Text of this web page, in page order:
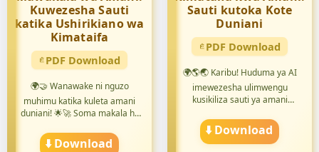
Kuwezesha Sauti
katika Ushirikiano wa
Kimataifa
PDF Download
🌍🤝 Wanawake ni nguzo
muhimu katika kuleta amani
duniani! 🌟🚀 Soma makala hii
⬇️ Download
Sauti kutoka Kote
Duniani
PDF Download
🌍🌎🌏 Karibu! Huduma ya AI
imewezesha ulimwengu
kusikiliza sauti ya amani
⬇️ Download